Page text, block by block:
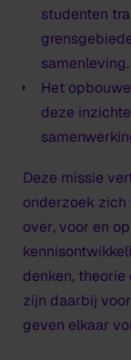
studenten
samenleving.
Het
deze
Deze missie
onderzoek
over, voor en op
denken,
zijn daarbij
geven elkaar